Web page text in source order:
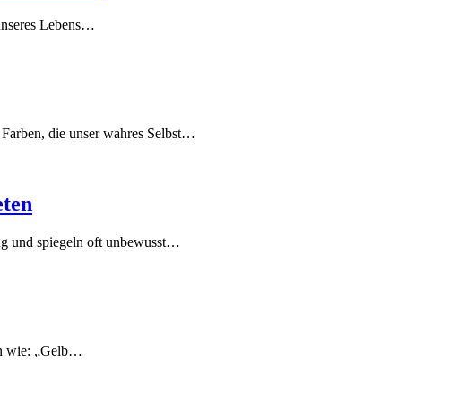
Lebens…
die unser wahres Selbst…
und spiegeln oft unbewusst…
wie: „Gelb…